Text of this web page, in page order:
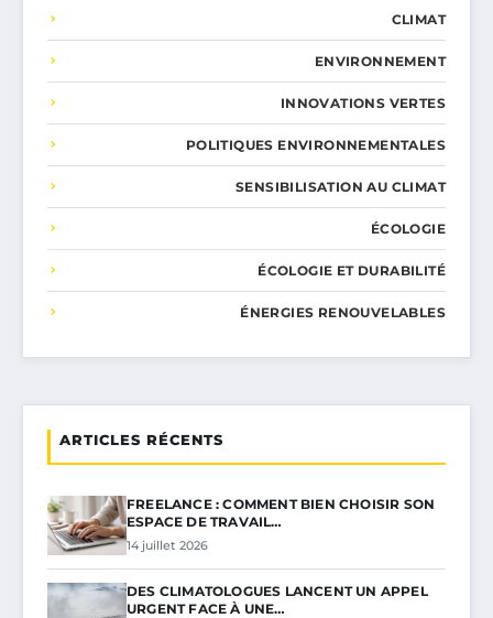
CLIMAT
ENVIRONNEMENT
INNOVATIONS VERTES
POLITIQUES ENVIRONNEMENTALES
SENSIBILISATION AU CLIMAT
ÉCOLOGIE
ÉCOLOGIE ET DURABILITÉ
ÉNERGIES RENOUVELABLES
ARTICLES RÉCENTS
FREELANCE : COMMENT BIEN CHOISIR SON
ESPACE DE TRAVAIL…
14 juillet 2026
DES CLIMATOLOGUES LANCENT UN APPEL
URGENT FACE À UNE…